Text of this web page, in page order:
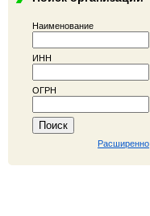
Наименование
ИНН
ОГРН
Расширенно